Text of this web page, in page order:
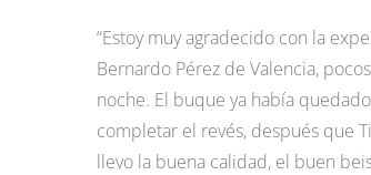
“Estoy muy agradecido con la
Bernardo Pérez de Valencia,
noche. El buque ya había
completar el revés, después que
llevo la buena calidad, el buen